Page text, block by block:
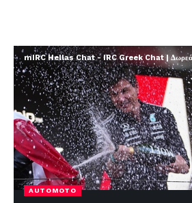
AUTOMOTO